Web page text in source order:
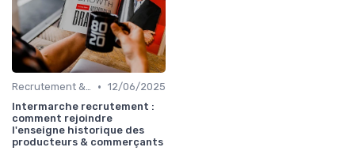
Recrutement & acquisition de talents • 12/06/2025
Intermarche recrutement :
comment rejoindre
l'enseigne historique des
producteurs & commerçants